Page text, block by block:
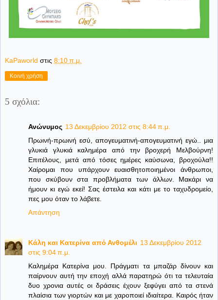
KaPaworld στις 8:10 π.μ.
Κοινή χρήση
5 σχόλια:
Ανώνυμος 13 Δεκεμβρίου 2012 στις 8:44 π.μ.
Πρωινή-πρωινή εσύ, απογευματινή-απογευματινή εγώ.. μια
γλυκιά γλυκιά καλημέρα από την βροχερή Μελβούρνη!
Επιτέλους, μετά από τόσες ημέρες καύσωνα, βροχούλα!!
Χαίρομαι που υπάρχουν ευαισθητοποιημένοι άνθρωποι,
που σκύβουν στα προβλήματα των άλλων. Μακάρι να
ήμουν κι εγώ εκεί! Σας έστειλα και κάτι με το ταχυδρομείο,
πες μου όταν το λάβετε.
Απάντηση
Κάλη και Κατερίνα από Ανθομέλι 13 Δεκεμβρίου 2012
στις 9:04 π.μ.
Καλημέρα Κατερίνα μου. Πράγματι τα μπαζάρ δίνουν και
παίρνουν αυτή την εποχή αλλά παρατηρώ ότι τα τελευταία
δυο χρονια αυτές οι δράσεις έχουν ξεφύγει από τα στενά
πλαίσια των γιορτών και με χαροποιεί ιδιαίτερα. Καιρός ήταν